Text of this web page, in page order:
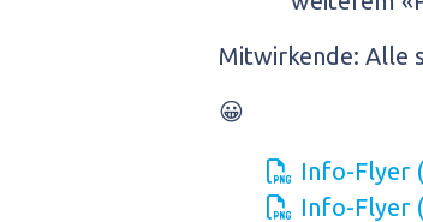
Mitwirkende: Alle
😀
Info-Flyer
Info-Flyer